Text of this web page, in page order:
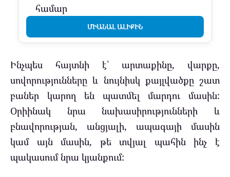
համար
ՄԻԱՆԱԼ ԱԼԻՔԻՆ
Ինչպես հայտնի է՝ արտաքինը, վարքը,
սովորությունները և նույնիսկ քայլվածքը շատ
բաներ կարող են պատմել մարդու մասին:
Օրիինակ նրա նախասիրությունների և
բնավորության, անցյալի, ապագայի մասին
կամ այն մասին, թե տվյալ պահին ինչ է
պակասում նրա կյանքում: